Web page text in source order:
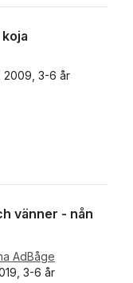
2009, 3-6 år
antal röster:
vänner - nån
AdBåge
3-6 år